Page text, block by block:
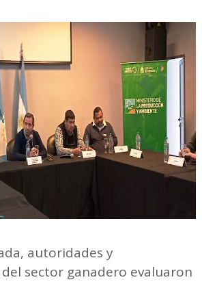
autoridades y
sector ganadero evaluaron